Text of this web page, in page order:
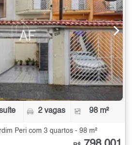
2 vagas 98 m²
Peri com 3 quartos - 98 m²